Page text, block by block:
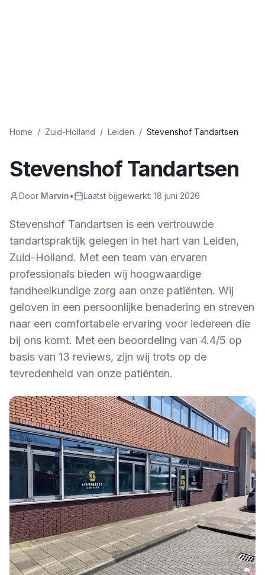
Home / Zuid-Holland / Leiden / Stevenshof Tandartsen
Stevenshof Tandartsen
Door Marvin• Laatst bijgewerkt: 18 juni 2026
Stevenshof Tandartsen is een vertrouwde
tandartspraktijk gelegen in het hart van Leiden,
Zuid-Holland. Met een team van ervaren
professionals bieden wij hoogwaardige
tandheelkundige zorg aan onze patiënten. Wij
geloven in een persoonlijke benadering en streven
naar een comfortabele ervaring voor iedereen die
bij ons komt. Met een beoordeling van 4.4/5 op
basis van 13 reviews, zijn wij trots op de
tevredenheid van onze patiënten.